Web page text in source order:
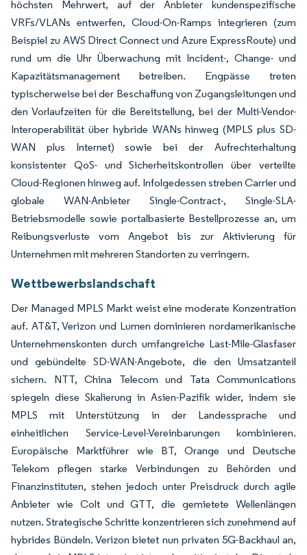
höchsten Mehrwert, auf der Anbieter kundenspezifische
VRFs/VLANs entwerfen, Cloud-On-Ramps integrieren (zum
Beispiel zu AWS Direct Connect und Azure ExpressRoute) und
rund um die Uhr Überwachung mit Incident-, Change- und
Kapazitätsmanagement betreiben. Engpässe treten
typischerweise bei der Beschaffung von Zugangsleitungen und
den Vorlaufzeiten für die Bereitstellung, bei der Multi-Vendor-
Interoperabilität über hybride WANs hinweg (MPLS plus SD-
WAN plus Internet) sowie bei der Aufrechterhaltung
konsistenter QoS- und Sicherheitskontrollen über verteilte
Cloud-Regionen hinweg auf. Infolgedessen streben Carrier und
globale WAN-Anbieter Single-Contract-, Single-SLA-
Betriebsmodelle sowie portalbasierte Bestellprozesse an, um
Reibungsverluste vom Angebot bis zur Aktivierung für
Unternehmen mit mehreren Standorten zu verringern.
Wettbewerbslandschaft
Der Managed MPLS Markt weist eine moderate Konzentration
auf. AT&T, Verizon und Lumen dominieren nordamerikanische
Unternehmenskonten durch umfangreiche Last-Mile-Glasfaser
und gebündelte SD-WAN-Angebote, die den Umsatzanteil
sichern. NTT, China Telecom und Tata Communications
spiegeln diese Skalierung in Asien-Pazifik wider, indem sie
MPLS mit Unterstützung in der Landessprache und
einheitlichen Service-Level-Vereinbarungen kombinieren.
Europäische Marktführer wie BT, Orange und Deutsche
Telekom pflegen starke Verbindungen zu Behörden und
Finanzinstituten, stehen jedoch unter Preisdruck durch agile
Anbieter wie Colt und GTT, die gemietete Wellenlängen
nutzen. Strategische Schritte konzentrieren sich zunehmend auf
hybrides Bündeln. Verizon bietet nun privaten 5G-Backhaul an,